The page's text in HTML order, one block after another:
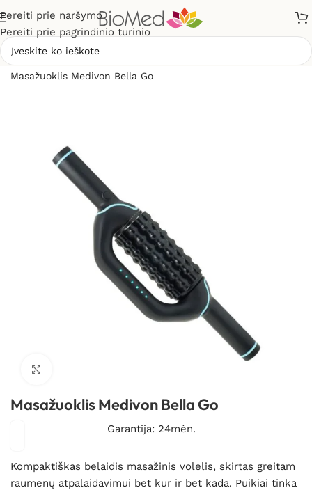
Pereiti prie naršymo
Pereiti prie pagrindinio turinio
Masažuoklis Medivon Bella Go
Masažuoklis Medivon Bella Go
Garantija: 24mėn.
Kompaktiškas belaidis masažinis volelis, skirtas greitam
raumenų atpalaidavimui bet kur ir bet kada. Puikiai tinka